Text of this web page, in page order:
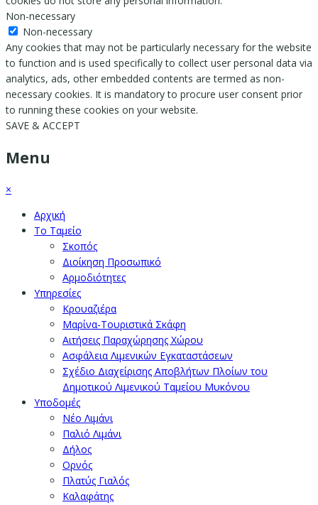
Non-necessary
Non-necessary
Any cookies that may not be particularly necessary for the website
to function and is used specifically to collect user personal data via
analytics, ads, other embedded contents are termed as non-
necessary cookies. It is mandatory to procure user consent prior
to running these cookies on your website.
SAVE & ACCEPT
Menu
×
Αρχική
Το Ταμείο
Σκοπός
Διοίκηση Προσωπικό
Αρμοδιότητες
Υπηρεσίες
Κρουαζιέρα
Μαρίνα-Τουριστικά Σκάφη
Αιτήσεις Παραχώρησης Χώρου
Ασφάλεια Λιμενικών Εγκαταστάσεων
Σχέδιο Διαχείρισης Αποβλήτων Πλοίων του
Δημοτικού Λιμενικού Ταμείου Μυκόνου
Υποδομές
Νέο Λιμάνι
Παλιό Λιμάνι
Δήλος
Ορνός
Πλατύς Γιαλός
Καλαφάτης